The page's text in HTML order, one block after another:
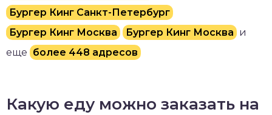
Бургер Кинг Санкт-Петербург
Бургер Кинг Москва
Бургер Кинг Москва и
еще более 448 адресов
Какую еду можно заказать на